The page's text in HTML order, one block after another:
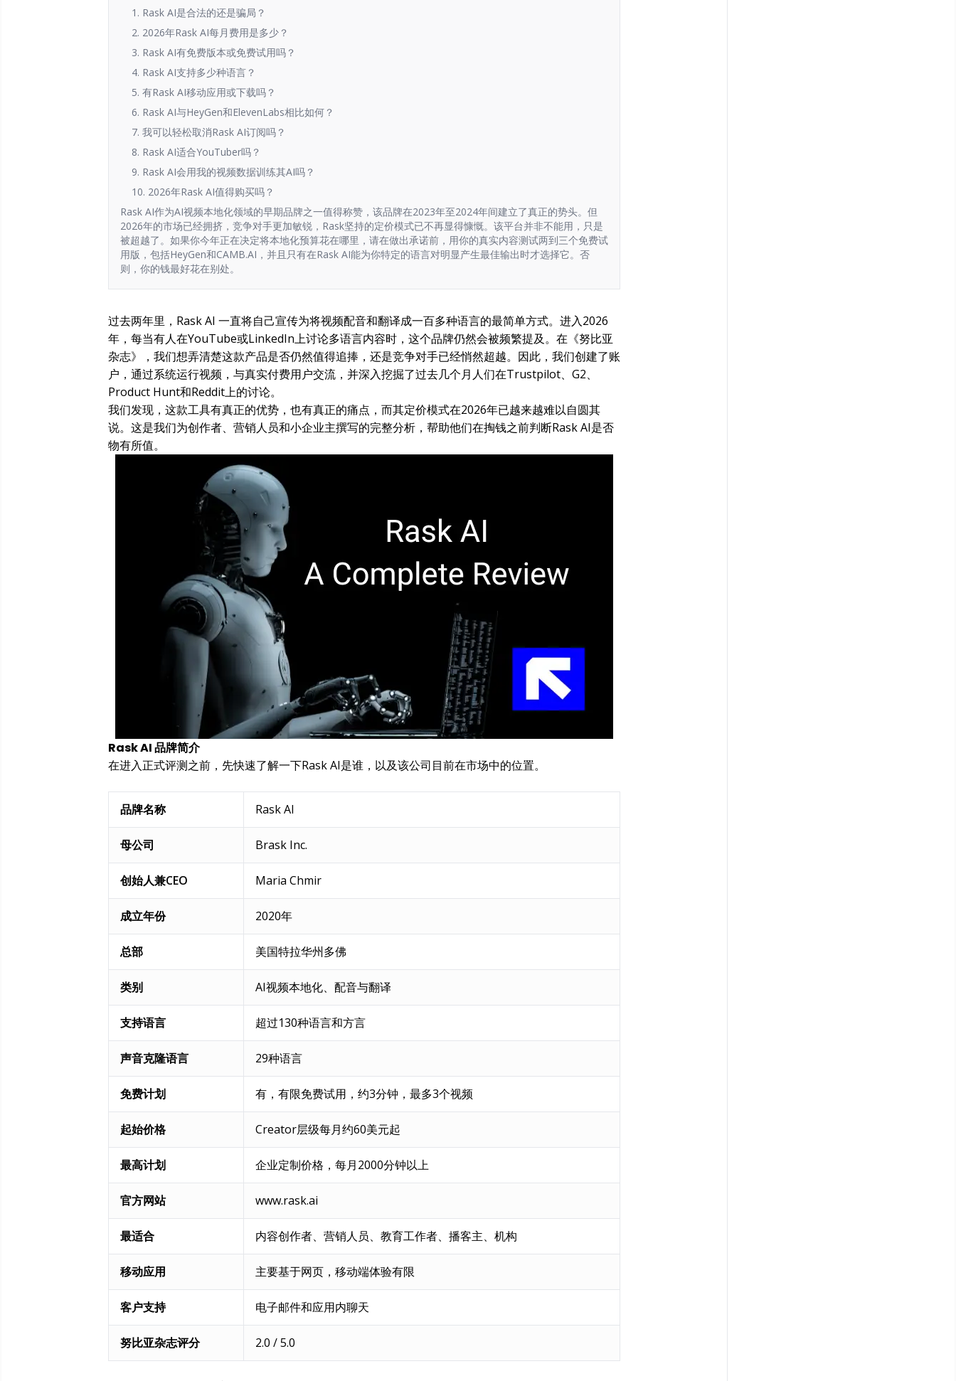
1. Rask AI是合法的还是骗局？
2. 2026年Rask AI每月费用是多少？
3. Rask AI有免费版本或免费试用吗？
4. Rask AI支持多少种语言？
5. 有Rask AI移动应用或下载吗？
6. Rask AI与HeyGen和ElevenLabs相比如何？
7. 我可以轻松取消Rask AI订阅吗？
8. Rask AI适合YouTuber吗？
9. Rask AI会用我的视频数据训练其AI吗？
10. 2026年Rask AI值得购买吗？
Rask AI作为AI视频本地化领域的早期品牌之一值得称赞，该品牌在2023年至2024年间建立了真正的势头。但
2026年的市场已经拥挤，竞争对手更加敏锐，Rask坚持的定价模式已不再显得慷慨。该平台并非不能用，只是
被超越了。如果你今年正在决定将本地化预算花在哪里，请在做出承诺前，用你的真实内容测试两到三个免费试
用版，包括HeyGen和CAMB.AI，并且只有在Rask AI能为你特定的语言对明显产生最佳输出时才选择它。否
则，你的钱最好花在别处。
过去两年里，Rask AI 一直将自己宣传为将视频配音和翻译成一百多种语言的最简单方式。进入2026
年，每当有人在YouTube或LinkedIn上讨论多语言内容时，这个品牌仍然会被频繁提及。在《努比亚
杂志》，我们想弄清楚这款产品是否仍然值得追捧，还是竞争对手已经悄然超越。因此，我们创建了账
户，通过系统运行视频，与真实付费用户交流，并深入挖掘了过去几个月人们在Trustpilot、G2、
Product Hunt和Reddit上的讨论。
我们发现，这款工具有真正的优势，也有真正的痛点，而其定价模式在2026年已越来越难以自圆其
说。这是我们为创作者、营销人员和小企业主撰写的完整分析，帮助他们在掏钱之前判断Rask AI是否
物有所值。
Rask AI 品牌简介
在进入正式评测之前，先快速了解一下Rask AI是谁，以及该公司目前在市场中的位置。
品牌名称 Rask AI
母公司 Brask Inc.
创始人兼CEO Maria Chmir
成立年份 2020年
总部 美国特拉华州多佛
类别 AI视频本地化、配音与翻译
支持语言 超过130种语言和方言
声音克隆语言 29种语言
免费计划 有，有限免费试用，约3分钟，最多3个视频
起始价格 Creator层级每月约60美元起
最高计划 企业定制价格，每月2000分钟以上
官方网站 www.rask.ai
最适合 内容创作者、营销人员、教育工作者、播客主、机构
移动应用 主要基于网页，移动端体验有限
客户支持 电子邮件和应用内聊天
努比亚杂志评分 2.0 / 5.0